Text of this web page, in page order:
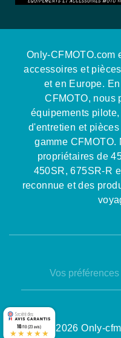
Only-CFMOTO.com
accessoires et
et en Europe.
CFMOTO, nous
équipements
d'entretien et
gamme
propriétaires de
450SR, 675SR-R
reconnue et des
Vos
© 2026 Only-
10/10 (23 avis)
★★★★★